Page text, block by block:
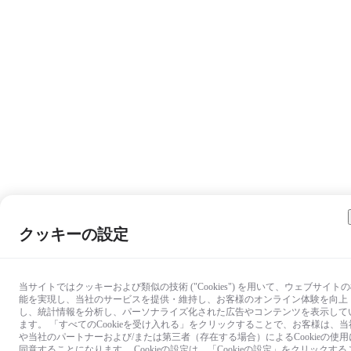
クッキーの設定
当サイトではクッキーおよび類似の技術 ("Cookies") を用いて、ウェブサイト
能を実現し、当社のサービスを提供・維持し、お客様のオンライン体験を向上
し、統計情報を分析し、パーソナライズ化された広告やコンテンツを表示して
ます。 「すべてのCookieを受け入れる」をクリックすることで、お客様は、当
や当社のパートナーおよび/または第三者（存在する場合）によるCookieの使用